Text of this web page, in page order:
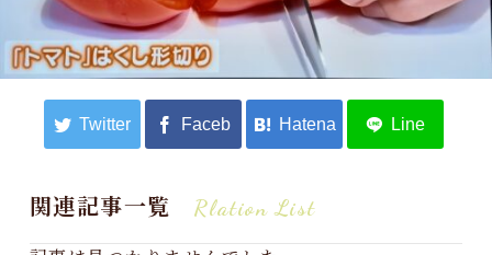
関連記事一覧 Rlation List